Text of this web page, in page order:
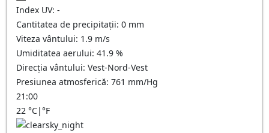
Index UV: -
Cantitatea de precipitații: 0 mm
Viteza vântului: 1.9 m/s
Umiditatea aerului: 41.9 %
Direcția vântului: Vest-Nord-Vest
Presiunea atmosferică: 761 mm/Hg
21:00
22 °C|°F